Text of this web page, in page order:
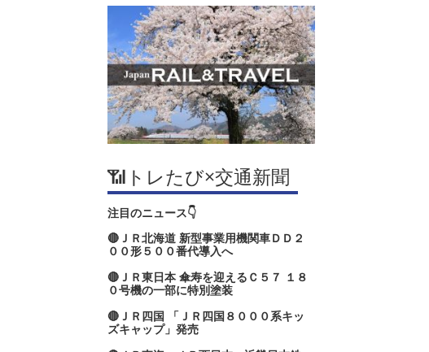
📶トレたび×交通新聞
注目のニュース👇
🔴ＪＲ北海道 新型事業用機関車ＤＤ２
００形５００番代導入へ
🔴ＪＲ東日本 傘寿を迎えるＣ５７ １８
０号機の一部に特別塗装
🔴ＪＲ四国 「ＪＲ四国８０００系キッ
ズキャップ」発売